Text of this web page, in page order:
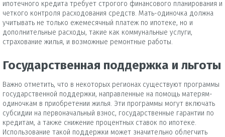
ипотечного кредита требует строгого финансового планирования и
четкого контроля расходования средств. Мать-одиночка должна
учитывать не только ежемесячный платеж по ипотеке, но и
дополнительные расходы, такие как коммунальные услуги,
страхование жилья, и возможные ремонтные работы.
Государственная поддержка и льготы
Важно отметить, что в некоторых регионах существуют программы
государственной поддержки, направленные на помощь матерям-
одиночкам в приобретении жилья. Эти программы могут включать
субсидии на первоначальный взнос, государственные гарантии по
кредитам, а также снижение процентных ставок по ипотеке.
Использование такой поддержки может значительно облегчить